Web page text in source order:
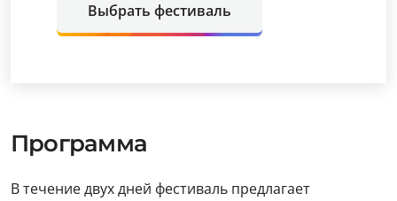
Выбрать фестиваль
Программа
В течение двух дней фестиваль предлагает